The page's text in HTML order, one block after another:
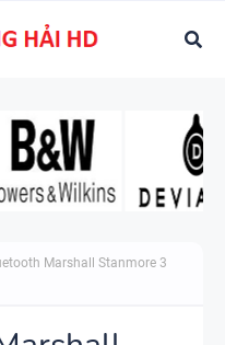
Marshall Stanmore 3